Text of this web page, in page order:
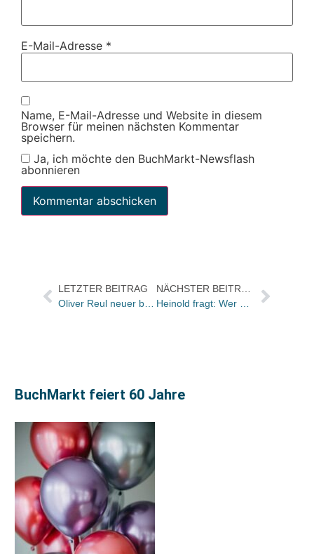
E-Mail-Adresse *
Name, E-Mail-Adresse und Website in diesem
Browser für meinen nächsten Kommentar
speichern.
Ja, ich möchte den BuchMarkt-Newsflash
abonnieren
LETZTER BEITRAG
Oliver Reul neuer buch.de internetstores AG-Vorstand
BuchMarkt feiert 60 Jahre